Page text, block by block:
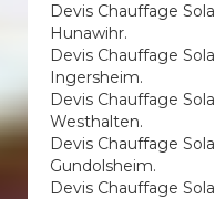
Devis Chauffage
Hunawihr.
Devis Chauffage
Ingersheim.
Devis Chauffage
Westhalten.
Devis Chauffage
Gundolsheim.
Devis Chauffage